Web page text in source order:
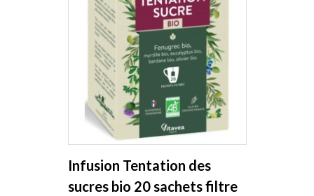
Infusion Tentation des
sucres bio 20 sachets filtre